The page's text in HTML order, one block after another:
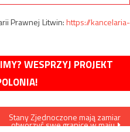
Prawnej Litwin:https://kancelaria-
WESPRZYJ PROJEKT
Stany Zjednoczone mają zamiar
otworzyć swe granice w maju